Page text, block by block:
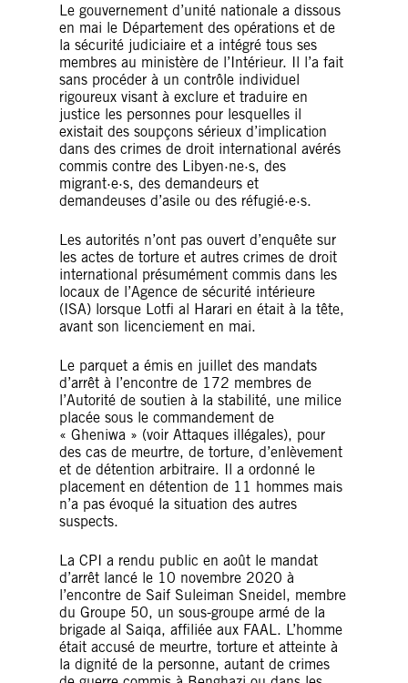
Le gouvernement d’unité nationale a dissous
en mai le Département des opérations et de
la sécurité judiciaire et a intégré tous ses
membres au ministère de l’Intérieur. Il l’a fait
sans procéder à un contrôle individuel
rigoureux visant à exclure et traduire en
justice les personnes pour lesquelles il
existait des soupçons sérieux d’implication
dans des crimes de droit international avérés
commis contre des Libyen·ne·s, des
migrant·e·s, des demandeurs et
demandeuses d’asile ou des réfugié·e·s.
Les autorités n’ont pas ouvert d’enquête sur
les actes de torture et autres crimes de droit
international présumément commis dans les
locaux de l’Agence de sécurité intérieure
(ISA) lorsque Lotfi al Harari en était à la tête,
avant son licenciement en mai.
Le parquet a émis en juillet des mandats
d’arrêt à l’encontre de 172 membres de
l’Autorité de soutien à la stabilité, une milice
placée sous le commandement de
« Gheniwa » (voir Attaques illégales), pour
des cas de meurtre, de torture, d’enlèvement
et de détention arbitraire. Il a ordonné le
placement en détention de 11 hommes mais
n’a pas évoqué la situation des autres
suspects.
La CPI a rendu public en août le mandat
d’arrêt lancé le 10 novembre 2020 à
l’encontre de Saif Suleiman Sneidel, membre
du Groupe 50, un sous-groupe armé de la
brigade al Saiqa, affiliée aux FAAL. L’homme
était accusé de meurtre, torture et atteinte à
la dignité de la personne, autant de crimes